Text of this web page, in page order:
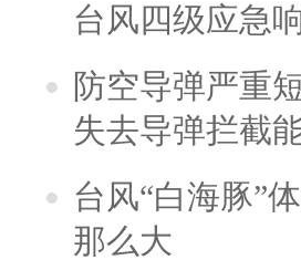
台风四级应急
防空导弹严重
失去导弹拦截
台风“白海豚”
那么大